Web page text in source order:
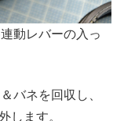
動レバーの入っ
バネを回収し、
します。